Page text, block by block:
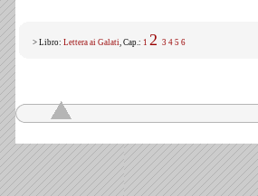
> Libro: Lettera ai Galati, Cap.: 1 2 3 4 5 6